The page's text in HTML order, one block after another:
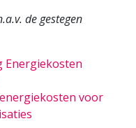
de gestegen
Energiekosten
voor